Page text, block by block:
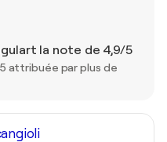
la note de 4,9/5
attribuée par plus de